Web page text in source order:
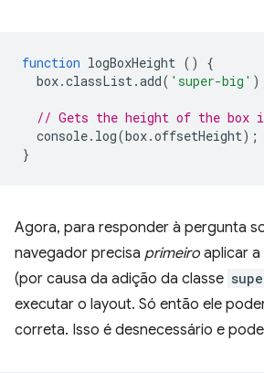
function logBoxHeight ()
{
box.classList.add( 'super-big'
// Gets the height of the
console. log(box.offsetHeight);
}
Agora, para responder à pergunta
navegador precisa primeiro aplicar
(por causa da adição da classe
executar o layout. Só então ele
correta. Isso é desnecessário e